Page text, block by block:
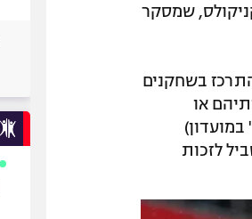
שמסקר
בשחקנים
או
לזכות